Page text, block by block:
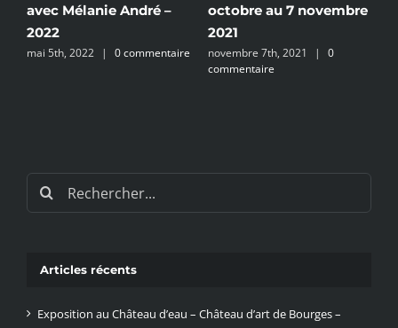
avec Mélanie André –
2022
mai 5th, 2022 | 0 commentaire
octobre au 7 novembre
2021
novembre 7th, 2021 |
0
commentaire
Rechercher:
Articles récents
Exposition au Château d’eau – Château d’art de Bourges –